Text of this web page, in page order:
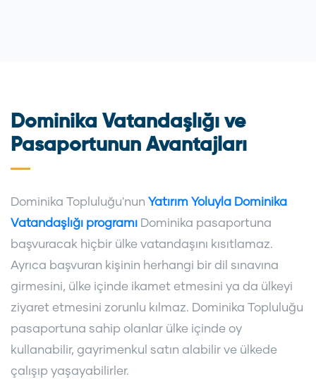
Dominika Vatandaşlığı ve
Pasaportunun Avantajları
Dominika Topluluğu'nun Yatırım Yoluyla Dominika
Vatandaşlığı programı Dominika pasaportuna
başvuracak hiçbir ülke vatandaşını kısıtlamaz.
Ayrıca başvuran kişinin herhangi bir dil sınavına
girmesini, ülke içinde ikamet etmesini ya da ülkeyi
ziyaret etmesini zorunlu kılmaz. Dominika Topluluğu
pasaportuna sahip olanlar ülke içinde oy
kullanabilir, gayrimenkul satın alabilir ve ülkede
çalışıp yaşayabilirler.